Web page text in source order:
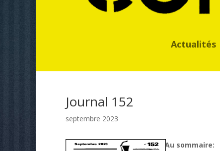
Actualités
Journal 152
septembre 2023
Au sommaire: